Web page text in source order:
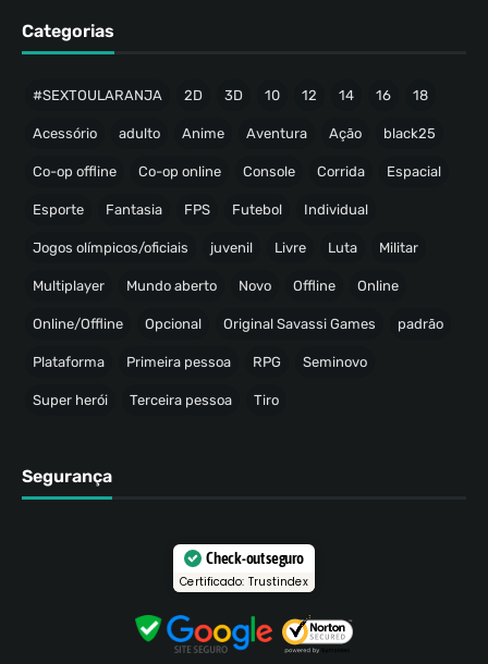
Categorias
#SEXTOULARANJA 2D 3D 10 12 14 16 18
Acessório adulto Anime Aventura Ação black25
Co-op offline Co-op online Console Corrida Espacial
Esporte Fantasia FPS Futebol Individual
Jogos olímpicos/oficiais juvenil Livre Luta Militar
Multiplayer Mundo aberto Novo Offline Online
Online/Offline Opcional Original Savassi Games padrão
Plataforma Primeira pessoa RPG Seminovo
Super herói Terceira pessoa Tiro
Segurança
Check-out seguro
Certificado: Trustindex